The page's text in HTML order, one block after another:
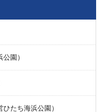
園）
たち海浜公園）